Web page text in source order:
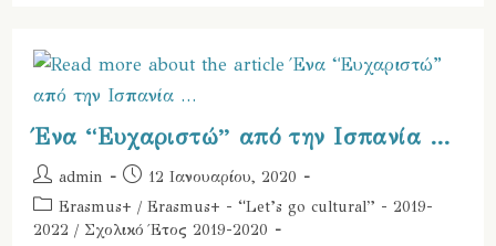
OPEN
DAY
–
Done
…
Ένα “Ευχαριστώ” από την Ισπανία …
Post
author:
admin
Post
published:
12 Ιανουαρίου, 2020
Post
category:
Erasmus+ / Erasmus+ - “Let’s go cultural” - 2019-
2022 / Σχολικό Έτος 2019-2020